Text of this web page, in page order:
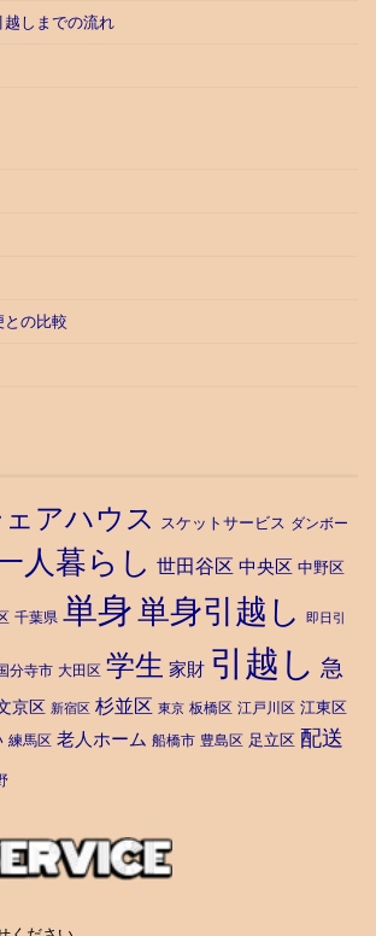
越しまでの流れ
との比較
ェアハウス スケットサービス ダンボー
人暮らし 世田谷区 中央区 中野区
千葉県 単身単身引越し 即日引
分寺市 大田区 学生 家財 引越し 急
京区 新宿区 杉並区 東京 板橋区 江戸川区 江東区
練馬区 老人ホーム 船橋市 豊島区 足立区 配送